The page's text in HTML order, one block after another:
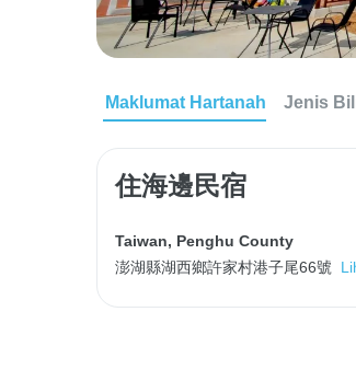
Maklumat Hartanah Jenis
住海邊民宿
Taiwan, Penghu County
澎湖縣湖西鄉許家村港子尾66號